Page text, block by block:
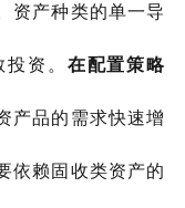
资产种类的单一导
资。 在配置策略
产品的需求快速增
依赖固收类资产的